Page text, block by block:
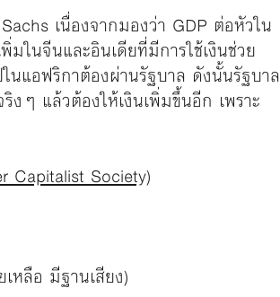
เนื่องจากมองว่า GDP ต่อหัวใน
ในจีนและอินเดียที่มีการใช้เงินช่วย
ในแอฟริกาต้องผ่านรัฐบาล ดังนั้นรัฐบาล
งๆ แล้วต้องให้เงินเพิ่มขึ้นอีก เพราะ
Capitalist Society)
ลือ มีฐานเสียง)